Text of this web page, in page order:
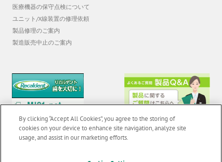
医療機器の保守点検について
ユニット/X線装置の修理依頼
製品修理のご案内
製造販売中止のご案内
By clicking “Accept All Cookies”, you agree to the storing of
cookies on your device to enhance site navigation, analyze site
usage, and assist in our marketing efforts.